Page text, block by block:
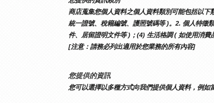
商店蒐集您個人資料之個人資料類別可能包括以
統一證號、稅籍編號、護照號碼等 )。2. 個人特徵
件、居留證明文件等 )；(4) 生活格調 ( 如使用消
[注意：請務必列出適用於您業務的所有內容]
您提供的資訊
您可以選擇以多種方式向我們提供個人資料，例如